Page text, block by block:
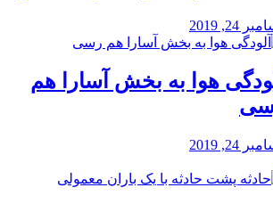
24, 2019
هوا به بخش آسارا هم
24, 2019